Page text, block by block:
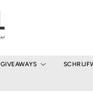
GIVEAWAYS